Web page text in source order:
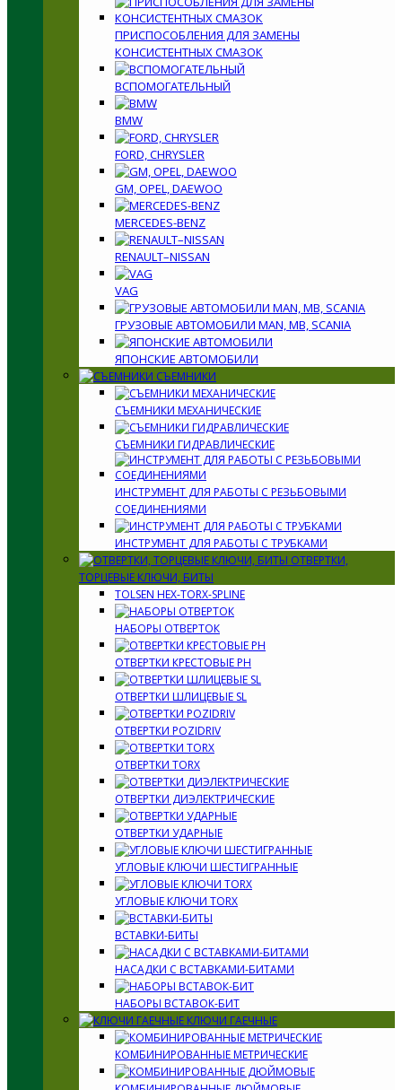
ПРИСПОСОБЛЕНИЯ ДЛЯ ЗАМЕНЫ
КОНСИСТЕНТНЫХ СМАЗОК
ВСПОМОГАТЕЛЬНЫЙ
BMW
FORD, CHRYSLER
GM, OPEL, DAEWOO
MERCEDES-BENZ
RENAULT–NISSAN
VAG
ГРУЗОВЫЕ АВТОМОБИЛИ MAN, MB, SCANIA
ЯПОНСКИЕ АВТОМОБИЛИ
СЪЕМНИКИ
СЪЕМНИКИ МЕХАНИЧЕСКИЕ
СЪЕМНИКИ ГИДРАВЛИЧЕСКИЕ
ИНСТРУМЕНТ ДЛЯ РАБОТЫ С РЕЗЬБОВЫМИ
СОЕДИНЕНИЯМИ
ИНСТРУМЕНТ ДЛЯ РАБОТЫ С ТРУБКАМИ
ОТВЕРТКИ,
ТОРЦЕВЫЕ КЛЮЧИ, БИТЫ
TOLSEN HEX-TORX-SPLINE
НАБОРЫ ОТВЕРТОК
ОТВЕРТКИ КРЕСТОВЫЕ PH
ОТВЕРТКИ ШЛИЦЕВЫЕ SL
ОТВЕРТКИ POZIDRIV
ОТВЕРТКИ TORX
ОТВЕРТКИ ДИЭЛЕКТРИЧЕСКИЕ
ОТВЕРТКИ УДАРНЫЕ
УГЛОВЫЕ КЛЮЧИ ШЕСТИГРАННЫЕ
УГЛОВЫЕ КЛЮЧИ TORX
ВСТАВКИ-БИТЫ
НАСАДКИ С ВСТАВКАМИ-БИТАМИ
НАБОРЫ ВСТАВОК-БИТ
КЛЮЧИ ГАЕЧНЫЕ
КОМБИНИРОВАННЫЕ МЕТРИЧЕСКИЕ